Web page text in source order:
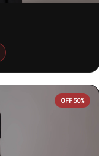
50% OFF